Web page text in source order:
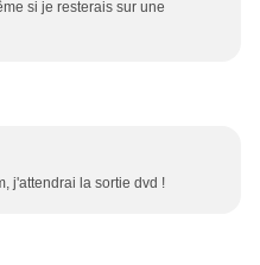
si je resterais sur une
j'attendrai la sortie dvd !